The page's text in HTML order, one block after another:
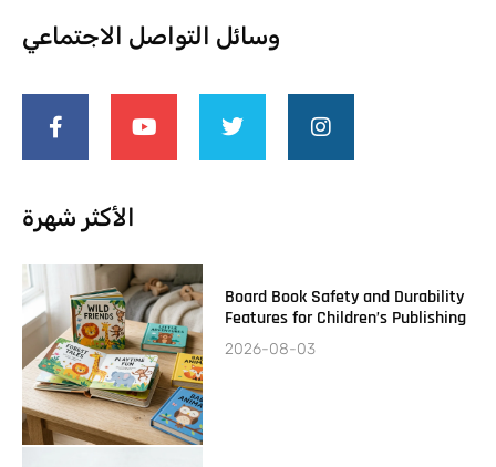
وسائل التواصل الاجتماعي
الأكثر شهرة
Board Book Safety and Durability
Features for Children’s Publishing
2026-08-03